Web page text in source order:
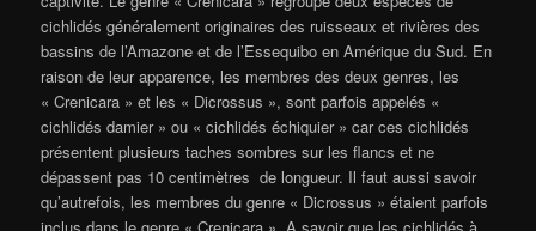
cichlidés généralement originaires des ruisseaux et rivières des
bassins de l’Amazone et de l’Essequibo en Amérique du Sud. En
raison de leur apparence, les membres des deux genres, les
« Crenicara » et les « Dicrossus », sont parfois appelés «
cichlidés damier » ou « cichlidés échiquier » car ces cichlidés
présentent plusieurs taches sombres sur les flancs et ne
dépassent pas 10 centimètres de longueur. Il faut aussi savoir
qu’autrefois, les membres du genre « Dicrossus » étaient parfois